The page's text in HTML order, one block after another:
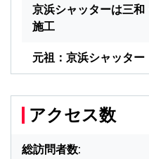
京浜シャッターは三
施工
元祖：京浜シャッタ
アクセス数
総訪問者数: